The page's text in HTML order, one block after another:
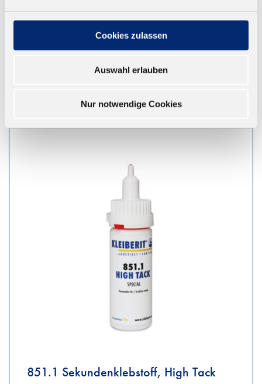
Cookies zulassen
Auswahl erlauben
Nur notwendige Cookies
Dünnflüssige schnellhärtende Variante für
verschiedenste Materialien
851.1 Sekundenklebstoff, High Tack